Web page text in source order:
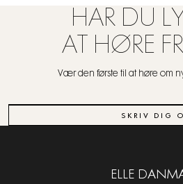
HAR DU
AT HØRE
Vær den første til at høre om
SKRIV DIG
ELLE